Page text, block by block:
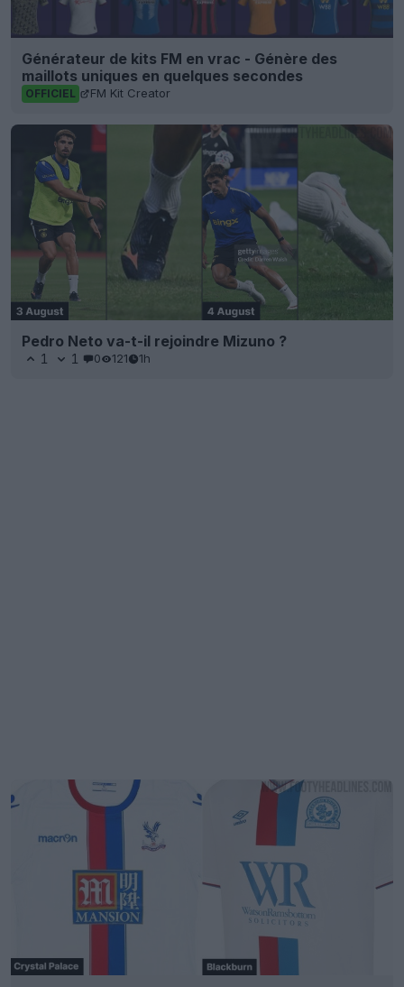
Générateur de kits FM en vrac - Génère des
maillots uniques en quelques secondes
OFFICIEL FM Kit Creator
Pedro Neto va-t-il rejoindre Mizuno ?
1 1 0 121 1h